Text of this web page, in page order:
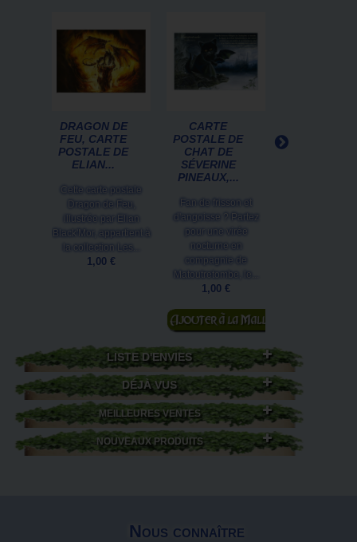
DRAGON DE
FEU, CARTE
POSTALE DE
ELIAN...
Cette carte postale
Dragon de Feu,
illustrée par Elian
Black'Mor, appartient à
la collection Les...
1,00 €
CARTE
POSTALE DE
CHAT DE
SÉVERINE
PINEAUX,...
Fan de frisson et
d'angoisse ? Partez
pour une virée
nocturne en
compagnie de
Matoutretombe, le...
1,00 €
Ajouter au
panier
"DRAGON
LISTE D'ENVIES
DÉJÀ VUS
MEILLEURES VENTES
NOUVEAUX PRODUITS
Nous connaître